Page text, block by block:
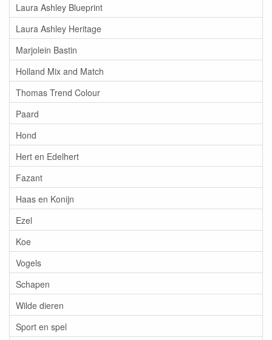
Laura Ashley Blueprint
Laura Ashley Heritage
Marjolein Bastin
Holland Mix and Match
Thomas Trend Colour
Paard
Hond
Hert en Edelhert
Fazant
Haas en Konijn
Ezel
Koe
Vogels
Schapen
Wilde dieren
Sport en spel